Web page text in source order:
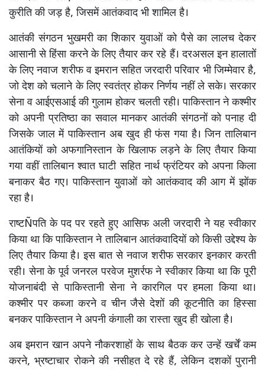
कुरीति की जड़ है, जिसमें आतंकवाद भी शामिल है।
आतंकी संगठन भुखमरी का शिकार युवाओं को पैसे का लालच देकर
आसानी से हिंसा करने के लिए तैयार कर रहे हैं। दरअसल इन हालातों
के लिए नवाज शरीफ व इमरान सहित जरदारी परिवार भी जिम्मेवार है,
जो देश को चलाने के लिए स्वतंत्र होकर निर्णय नहीं ले सके। सरकार
सेना व आईएसआई की गुलाम होकर चलती रही। पाकिस्तान ने कश्मीर
को अपनी प्रतिष्ठा का सवाल मानकर आतंकी संगठनों को पनाह दी
जिसके जाल में पाकिस्तान अब खुद ही फंस गया है। जिन तालिबान
आतंकियों को अफगानिस्तान के खिलाफ लड़ने के लिए तैयार किया
गया वहीं तालिबान श्वात घाटी सहित नार्थ फ्रंटियर को अपना किला
बनाकर बैठ गए। पाकिस्तान युवाओं को आतंकवाद की आग में झोंक
रहा है।
राष्टÑपति के पद पर रहते हुए आसिफ अली जरदारी ने यह स्वीकार
किया था कि पाकिस्तान ने तालिबान आतंकवादियों को किसी उद्देश्य के
लिए तैयार किया है। इस बात से नवाज शरीफ सरकार इनकार करती
रही। सेना के पूर्व जनरल परवेज मुशर्रफ ने स्वीकार किया था कि पूरी
योजनाबंदी से पाकिस्तानी सेना ने कारगिल पर हमला किया था।
कश्मीर पर कब्जा करने व चीन जैसे देशों की कूटनीति का हिस्सा
बनकर पाकिस्तान ने अपनी कंगाली का रास्ता खुद ही खोला है।
अब इमरान खान अपने नौकरशाहों के साथ बैठक कर उन्हें खर्चें कम
करने, भ्रष्टाचार रोकने की नसीहत दे रहे हैं, लेकिन दशकों पुरानी